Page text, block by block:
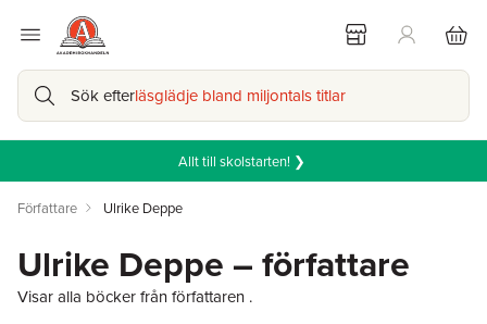
Sök efterläsglädje bland miljontals titlar
Allt till skolstarten! ❯
Författare Ulrike Deppe
Ulrike Deppe – författare
Visar alla böcker från författaren .